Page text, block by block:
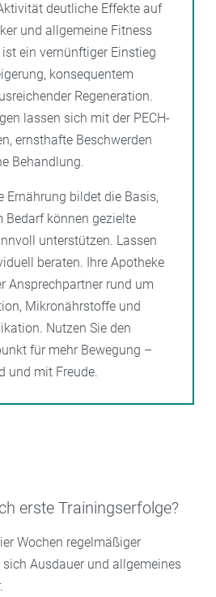
deutliche Effekte auf
und allgemeine Fitness
ein vernünftiger Einstieg
konsequentem
Regeneration.
lassen sich mit der PECH-
ernsthafte Beschwerden
Behandlung.
Ernährung bildet die Basis,
Bedarf können gezielte
unterstützen. Lassen
beraten. Ihre Apotheke
Ansprechpartner rund um
Mikronährstoffe und
Nutzen Sie den
für mehr Bewegung –
und mit Freude.
erste Trainingserfolge?
Wochen regelmäßiger
sich Ausdauer und allgemeines